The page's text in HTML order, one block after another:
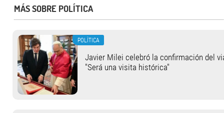
MÁS SOBRE POLÍTICA
POLÍTICA
Javier Milei celebró la confirmación del
"Será una visita histórica"